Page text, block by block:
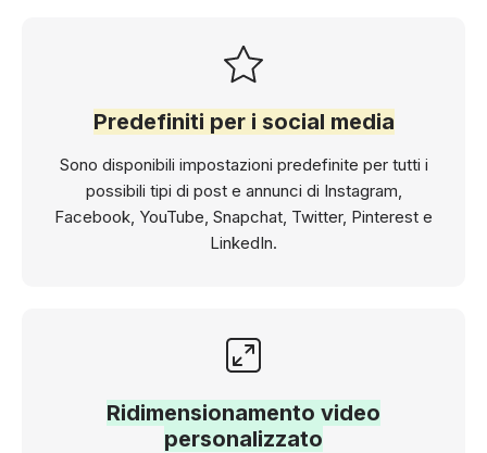
Predefiniti per i social media
Sono disponibili impostazioni predefinite per tutti i
possibili tipi di post e annunci di Instagram,
Facebook, YouTube, Snapchat, Twitter, Pinterest e
LinkedIn.
Ridimensionamento video
personalizzato